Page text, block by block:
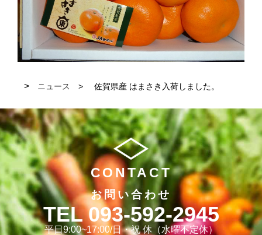
ニュース 佐賀県産 はまさき入荷しました。
CONTACT
お問い合わせ
093-592-2945
平日9:00~17:00/日・祝 休（水曜不定休）